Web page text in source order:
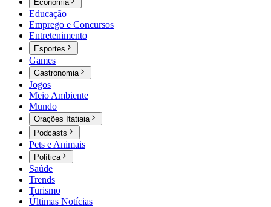
Economia
Educação
Emprego e Concursos
Entretenimento
Esportes
Games
Gastronomia
Jogos
Meio Ambiente
Mundo
Orações Itatiaia
Podcasts
Pets e Animais
Política
Saúde
Trends
Turismo
Últimas Notícias